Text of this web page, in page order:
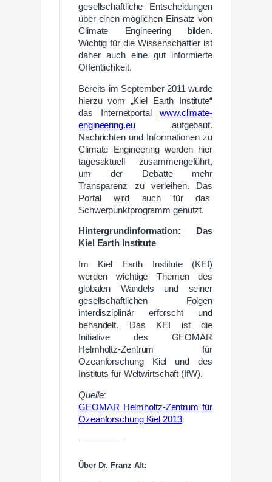
gesellschaftliche Entscheidungen
über einen möglichen Einsatz von
Climate Engineering bilden.
Wichtig für die Wissenschaftler ist
daher auch eine gut informierte
Öffentlichkeit.
Bereits im September 2011 wurde
hierzu vom „Kiel Earth Institute“
das Internetportalwww.climate-
engineering.euaufgebaut.
Nachrichten und Informationen zu
Climate Engineering werden hier
tagesaktuell zusammengeführt,
um der Debatte mehr
Transparenz zu verleihen. Das
Portal wird auch für das
Schwerpunktprogramm genutzt.
Hintergrundinformation: Das
Kiel Earth Institute
Im Kiel Earth Institute (KEI)
werden wichtige Themen des
globalen Wandels und seiner
gesellschaftlichen Folgen
interdisziplinär erforscht und
behandelt. Das KEI ist die
Initiative des GEOMAR
Helmholtz-Zentrum für
Ozeanforschung Kiel und des
Instituts für Weltwirtschaft (IfW).
Quelle:
GEOMAR Helmholtz-Zentrum für
Ozeanforschung Kiel 2013
—————
Über Dr. Franz Alt: